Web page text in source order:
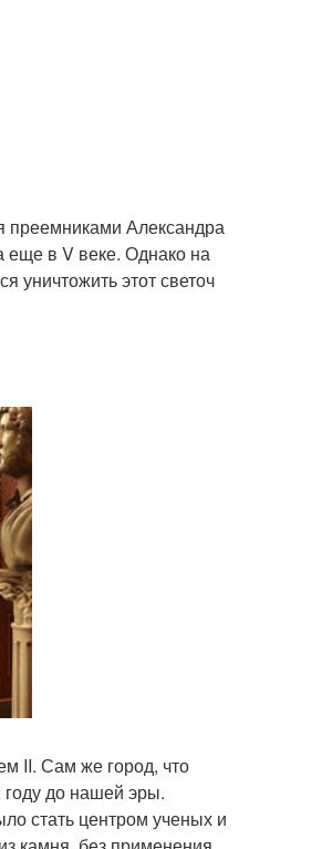
преемниками Александра
еще в V веке. Однако на
уничтожить этот светоч
II. Сам же город, что
году до нашей эры.
стать центром ученых и